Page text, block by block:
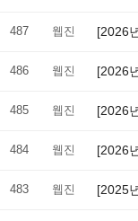
487 웹진 [2026
486 웹진 [2026
485 웹진 [2026
484 웹진 [2026
483 웹진 [2025